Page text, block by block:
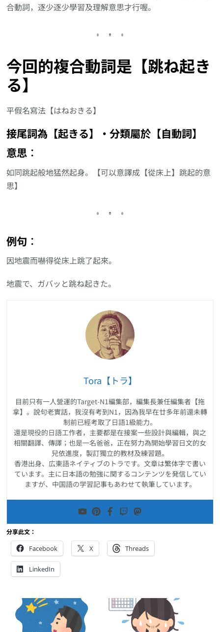
合動詞，逐少逐少學習及理解意思才行喔。
今回的複合動詞是【跳ね起き
る】
平假名寫法【はねおきる】
接尾詞為【起きる】‧分類屬於【自動詞】
意思︰
如同跳起般地猛然起身。【可以意譯成【從床上】跳起的意
思】
例句︰
因地震而嚇得從床上跳了起來。
地震で、ガバッと跳ね起きた。
Tora【トラ】
目前只有一人營運的Target-N1編集部，編集長兼任編集者【拖
拿】。說句老實話，我沒有考到N1，因為我早在廿多年前還未轉
制前已經考取了日語1級能力。
還是現役的日語工作者，主要都是在接案一些設計與編輯，與之
相關翻譯、傳譯；也是一名爸爸，正在努力為開始學習日文的女
兒依進度，製訂獨立的教材及練習題。
香港出身、広東語ネイティブのトラです。文章は繁体字で書い
ています。主に日本語の勉強に関するコンテンツを発信してい
ますが、中国語の学習記事もあわせて執筆しています。
分享此文：
Facebook X Threads
LinkedIn